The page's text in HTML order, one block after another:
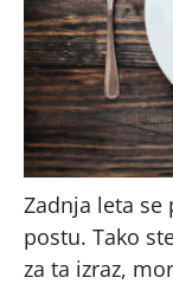
Zadnja leta
postu. Tako
za ta izraz,